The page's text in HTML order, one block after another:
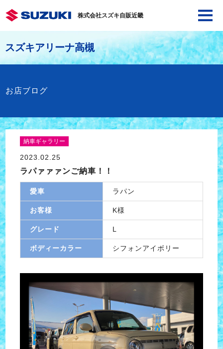
株式会社スズキ自販近畿
スズキアリーナ高槻
お店ブログ
納車ギャラリー
2023.02.25
ラパァァァンご納車！！
愛車 ラパン
お客様 K様
グレード L
ボディーカラー シフォンアイボリー